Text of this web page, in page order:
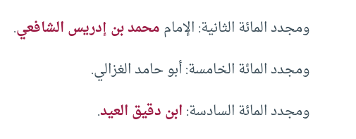
ومجدد المائة الثانية: الإماممحمد بن إدريس الشافعي.
ومجدد المائة الخامسة: أبو حامد الغزالي.
ومجدد المائة السادسة:ابن دقيق العيد.